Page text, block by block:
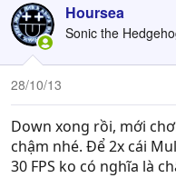
Hoursea
Sonic the
28/10/13
Down xong rồi, mới
chậm nhé. Để 2x cái
30 FPS ko có nghĩa là